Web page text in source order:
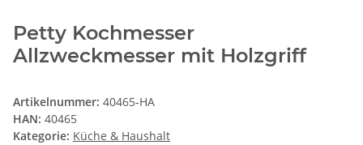
Petty Kochmesser
Allzweckmesser mit Holzgriff
Artikelnummer: 40465-HA
HAN: 40465
Kategorie: Küche & Haushalt